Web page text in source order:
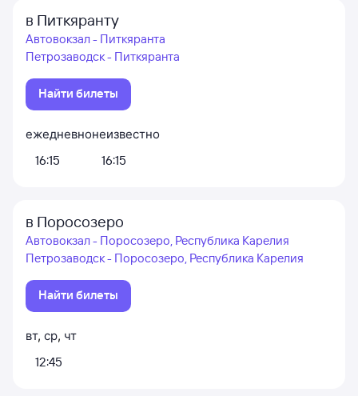
в Питкяранту
Автовокзал - Питкяранта
Петрозаводск - Питкяранта
Найти билеты
ежедневно
16:15
неизвестно
16:15
в Поросозеро
Автовокзал - Поросозеро, Республика Карелия
Петрозаводск - Поросозеро, Республика Карелия
Найти билеты
вт, ср, чт
12:45